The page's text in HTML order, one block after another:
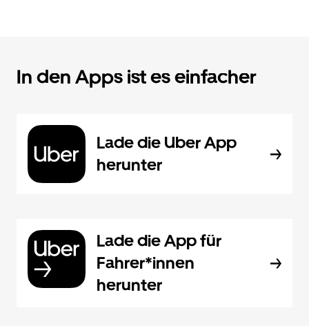
In den Apps ist es einfacher
Lade die Uber App
herunter
Lade die App für
Fahrer*innen
herunter